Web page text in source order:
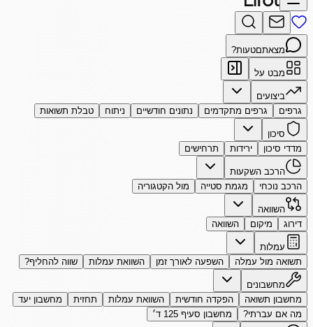
מצאתםטעות?
מבט על
ביצועים
גרפים
גרפים מתקדמים נתונים חודשיים ניתוח טבלת תשואות
סיכון
מדדי סיכון
ירידות תרחישים
הרכב השקעות
הרכב נוכחי
מגמת סטייה מול הקטגוריה
השוואה
דירוג
מיקום השוואה
עמלות
תשואה מול עמלה
השפעה לאורך זמן השוואת עמלות שווה להחליף?
מחשבונים
מחשבון תשואה
הפקדה חודשית השוואת עמלות תחזית
מחשבון יעד
מה אם עברתי?
מחשבון סעיף 125 ד׳